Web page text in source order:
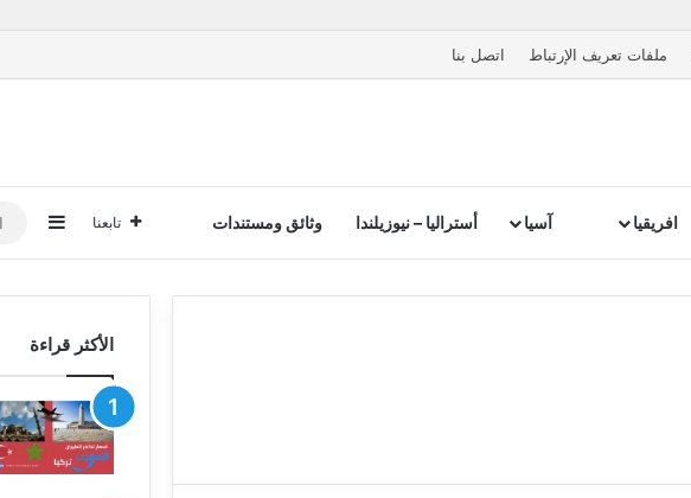
ملفات تعريف الإرتباط اتصل بنا
افريقيا آسيا أستراليا – نيوزيلندا وثائق ومستندات تابعنا
الأكثر قراءة